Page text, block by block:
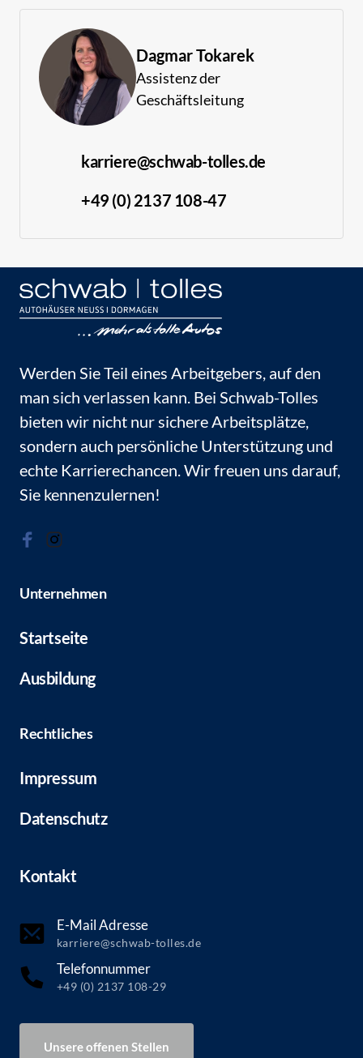
Dagmar Tokarek
Assistenz der
Geschäftsleitung
karriere@schwab-tolles.de
+49 (0) 2137 108-47
Werden Sie Teil eines Arbeitgebers, auf den
man sich verlassen kann. Bei Schwab-Tolles
bieten wir nicht nur sichere Arbeitsplätze,
sondern auch persönliche Unterstützung und
echte Karrierechancen. Wir freuen uns darauf,
Sie kennenzulernen!
Unternehmen
Startseite
Ausbildung
Rechtliches
Impressum
Datenschutz
Kontakt
E-Mail Adresse
karriere@schwab-tolles.de
Telefonnummer
+49 (0) 2137 108-29
Unsere offenen Stellen